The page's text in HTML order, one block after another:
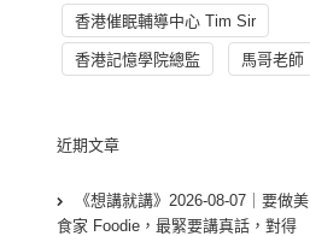
香港催眠輔導中心 Tim Sir
香港記憶學院總監 馬哥老師
近期文章
《想講就講》2026-08-07｜要做美
食家 Foodie，最緊要講真話，對得